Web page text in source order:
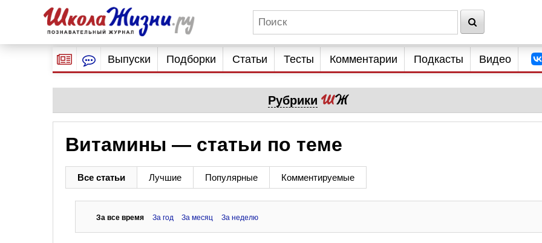
Выпуски Подборки Статьи Тесты Комментарии Подкасты Видео
Рубрики
Витамины — статьи по теме
Все статьи Лучшие Популярные Комментируемые
За все время За год За месяц За неделю